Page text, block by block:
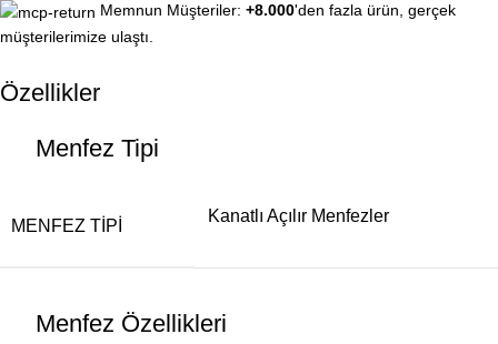
Memnun Müşteriler: +8.000'den fazla ürün, gerçek
müşterilerimize ulaştı.
Özellikler
Menfez Tipi
MENFEZ TIPI
Kanatlı Açılır Menfezler
Menfez Özellikleri